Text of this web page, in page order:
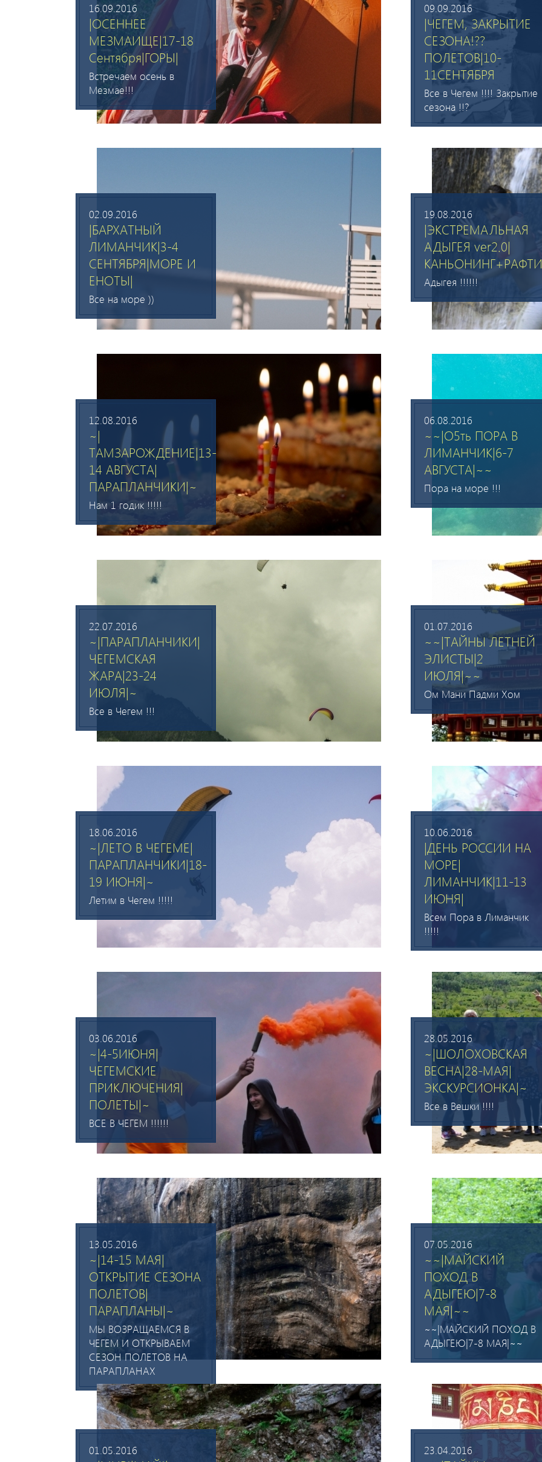
16.09.2016
|ОСЕННЕЕ
МЕЗМАИЩЕ|17-18
Сентября|ГОРЫ|
Встречаем осень в
Мезмае!!!
09.09.2016
|ЧЕГЕМ, ЗАКРЫТИЕ
СЕЗОНА!??
ПОЛЕТОВ|10-
11СЕНТЯБРЯ
Все в Чегем !!!! Закрытие
сезона !!?
02.09.2016
|БАРХАТНЫЙ
ЛИМАНЧИК|3-4
СЕНТЯБРЯ|МОРЕ И
ЕНОТЫ|
Все на море ))
19.08.2016
|ЭКСТРЕМАЛЬНАЯ
АДЫГЕЯ ver2.0|
Адыгея !!!!!!
12.08.2016
~|
ТАМЗАРОЖДЕНИЕ|13-
14 АВГУСТА|
ПАРАПЛАНЧИКИ|~
Нам 1 годик !!!!!
06.08.2016
~~|О5ть ПОРА В
ЛИМАНЧИК|6-7
АВГУСТА|~~
Пора на море !!!
22.07.2016
~|ПАРАПЛАНЧИКИ|
ЧЕГЕМСКАЯ
ЖАРА|23-24
ИЮЛЯ|~
Все в Чегем !!!
01.07.2016
~~|ТАЙНЫ ЛЕТНЕЙ
ЭЛИСТЫ|2
ИЮЛЯ|~~
Ом Мани Падми Хом
18.06.2016
~|ЛЕТО В ЧЕГЕМЕ|
ПАРАПЛАНЧИКИ|18-
19 ИЮНЯ|~
Летим в Чегем !!!!!
10.06.2016
|ДЕНЬ РОССИИ НА
МОРЕ|
ЛИМАНЧИК|11-13
ИЮНЯ|
Всем Пора в Лиманчик
!!!!!
03.06.2016
~|4-5ИЮНЯ|
ЧЕГЕМСКИЕ
ПРИКЛЮЧЕНИЯ|
ПОЛЕТЫ|~
ВСЕ В ЧЕГЕМ !!!!!!
28.05.2016
~|ШОЛОХОВСКАЯ
ВЕСНА|28-МАЯ|
ЭКСКУРСИОНКА|~
Все в Вешки !!!!
13.05.2016
~|14-15 МАЯ|
ОТКРЫТИЕ СЕЗОНА
ПОЛЕТОВ|
ПАРАПЛАНЫ|~
МЫ ВОЗРАЩАЕМСЯ В
ЧЕГЕМ И ОТКРЫВАЕМ
СЕЗОН ПОЛЕТОВ НА
ПАРАПЛАНАХ
07.05.2016
~~|МАЙСКИЙ
ПОХОД В
АДЫГЕЮ|7-8
МАЯ|~~
~~|МАЙСКИЙ ПОХОД В
АДЫГЕЮ|7-8 МАЯ|~~
01.05.2016 23.04.2016